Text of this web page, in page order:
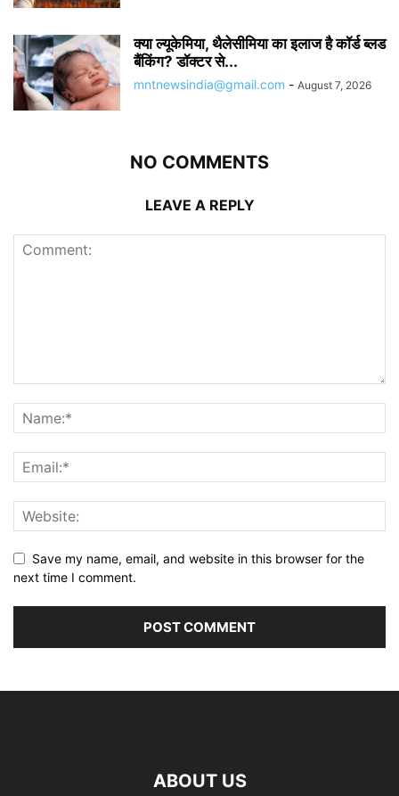
क्या ल्यूकेमिया, थैलेसीमिया का इलाज है कॉर्ड ब्लड
बैंकिंग? डॉक्टर से...
mntnewsindia@gmail.com - August 7, 2026
NO COMMENTS
LEAVE A REPLY
Save my name, email, and website in this browser for the
next time I comment.
ABOUT US